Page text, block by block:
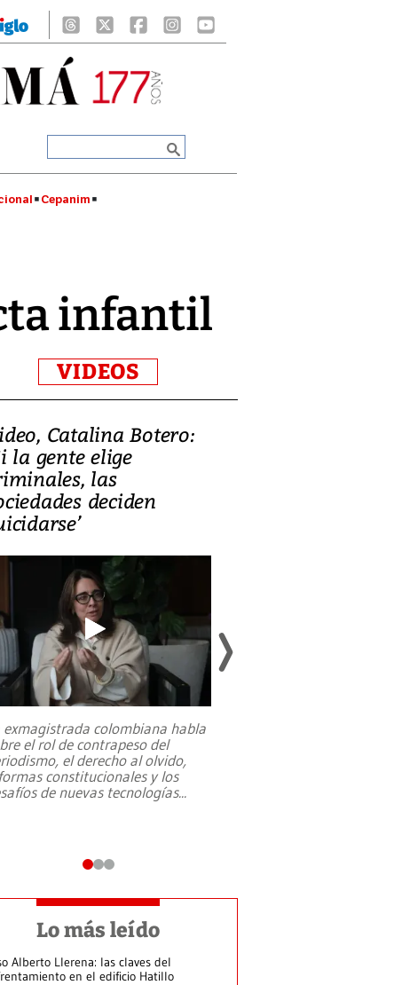
Cepanim
infantil
VIDEOS
Catalina Botero:
la gente elige
las
deciden
exmagistrada colombiana habla
el rol de contrapeso del
el derecho al olvido,
constitucionales y los
de nuevas tecnologías...
Lo más leído
Alberto Llerena: las claves del
en el edificio Hatillo